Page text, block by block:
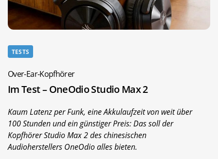
TESTS
Over-Ear-Kopfhörer
Im Test – OneOdio Studio Max 2
Kaum Latenz per Funk, eine Akkulaufzeit von weit über
100 Stunden und ein günstiger Preis: Das soll der
Kopfhörer Studio Max 2 des chinesischen
Audioherstellers OneOdio alles bieten.